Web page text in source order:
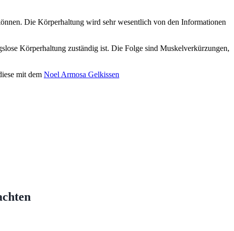
Die Körperhaltung wird sehr wesentlich von den Informationen
Körperhaltung zuständig ist. Die Folge sind Muskelverkürzungen,
mit dem Noel Armosa Gelkissen